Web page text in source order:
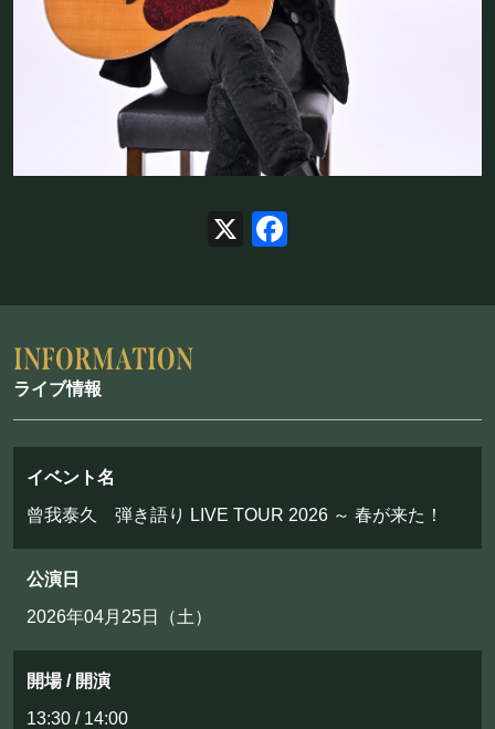
採用情報
よくある質問
プライバシーポリシー
キャンセルポリシー
お問い合わせ
X
ライブ情報
イベント名
曾我泰久 弾き語り LIVE TOUR 2026 ～ 春が来た！
公演日
2026年04月25日（土）
開場 / 開演
13:30 / 14:00